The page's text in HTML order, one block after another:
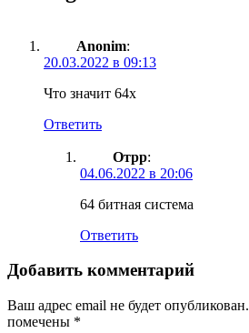
Anonim:
20.03.2022 в 09:13
Что значит 64x
Ответить
Отрр:
04.06.2022 в 20:06
64 битная система
Ответить
Добавить комментарий
Ваш адрес email не будет опубликован.
помечены *